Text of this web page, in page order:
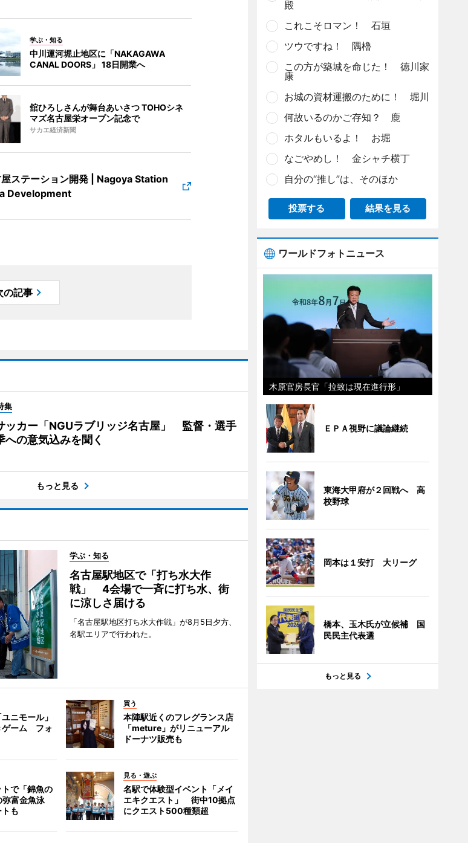
学ぶ・知る
中川運河堀止地区に「NAKAGAWA
CANAL DOORS」 18日開業へ
舘ひろしさんが舞台あいさつ TOHOシネ
マズ名古屋栄オープン記念で
サカエ経済新聞
ステーション開発 | Nagoya Station
Development
の記事
集
ッカー「NGUラブリッジ名古屋」 監督・選手
への意気込みを聞く
もっと見る
学ぶ・知る
名古屋駅地区で「打ち水大作
戦」 4会場で一斉に打ち水、街
に涼しさ届ける
「名古屋駅地区打ち水大作戦」が8月5日夕方、
名駅エリアで行われた。
ニモール」
ゲーム フォ
買う
本陣駅近くのフレグランス店
「meture」がリニューアル
ドーナツ販売も
で「錦魚の
富金魚泳
も
見る・遊ぶ
名駅で体験型イベント「メイ
エキクエスト」 街中10拠点
にクエスト500種類超
殿
これこそロマン！ 石垣
ツウですね！ 隅櫓
この方が築城を命じた！ 徳川家
康
お城の資材運搬のために！ 堀川
何故いるのかご存知？ 鹿
ホタルもいるよ！ お堀
なごやめし！ 金シャチ横丁
自分の“推し”は、そのほか
投票する 結果を見る
ワールドフォトニュース
木原官房長官「拉致は現在進行形」
ＥＰＡ視野に議論継続
東海大甲府が２回戦へ 高
校野球
岡本は１安打 大リーグ
橋本、玉木氏が立候補 国
民民主代表選
もっと見る